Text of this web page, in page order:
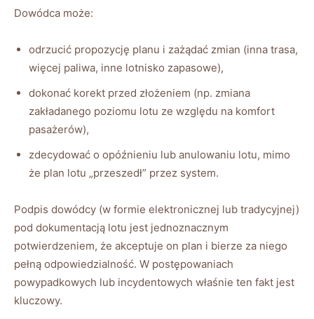
Dowódca może:
odrzucić propozycję planu i zażądać zmian (inna trasa,
więcej paliwa, inne lotnisko zapasowe),
dokonać korekt przed złożeniem (np. zmiana
zakładanego poziomu lotu ze względu na komfort
pasażerów),
zdecydować o opóźnieniu lub anulowaniu lotu, mimo
że plan lotu „przeszedł” przez system.
Podpis dowódcy (w formie elektronicznej lub tradycyjnej)
pod dokumentacją lotu jest jednoznacznym
potwierdzeniem, że akceptuje on plan i bierze za niego
pełną odpowiedzialność. W postępowaniach
powypadkowych lub incydentowych właśnie ten fakt jest
kluczowy.